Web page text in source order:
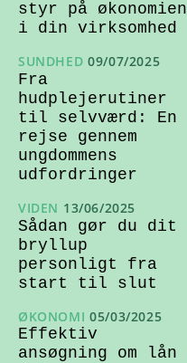
styr på økonomien
i din virksomhed
SUNDHED 09/07/2025
Fra
hudplejerutiner
til selvværd: En
rejse gennem
ungdommens
udfordringer
VIDEN 13/06/2025
Sådan gør du dit
bryllup
personligt fra
start til slut
ØKONOMI 05/03/2025
Effektiv
ansøgning om lån